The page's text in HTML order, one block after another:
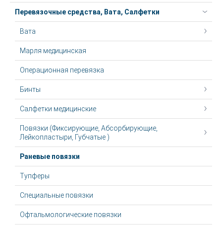
Перевязочные средства, Вата, Салфетки
Вата
Марля медицинская
Операционная перевязка
Бинты
Салфетки медицинские
Повязки (Фиксирующие, Абсорбирующие,
Лейкопластыри, Губчатые )
Раневые повязки
Тупферы
Специальные повязки
Офтальмологические повязки